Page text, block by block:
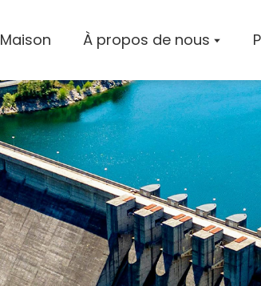
Maison À propos de nous